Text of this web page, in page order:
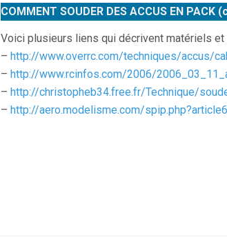
COMMENT SOUDER DES ACCUS EN PACK
Voici plusieurs liens qui décrivent matériels
– http://www.overrc.com/techniques/accus/
– http://www.rcinfos.com/2006/
– http://christopheb34.free.fr/Technique/
– http://aero.modelisme.com/